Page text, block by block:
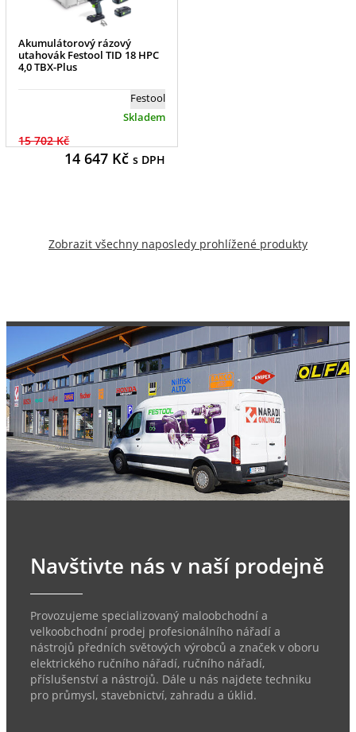
Akumulátorový rázový
utahovák Festool TID 18 HPC
4,0 TBX-Plus
Festool
Skladem
15 702 Kč
14 647Kč s DPH
Zobrazit všechny naposledy prohlížené produkty
Navštivte nás v naší prodejně
Provozujeme specializovaný maloobchodní a
velkoobchodní prodej profesionálního nářadí a
nástrojů předních světových výrobců a značek v oboru
elektrického ručního nářadí, ručního nářadí,
příslušenství a nástrojů. Dále u nás najdete techniku
pro průmysl, stavebnictví, zahradu a úklid.